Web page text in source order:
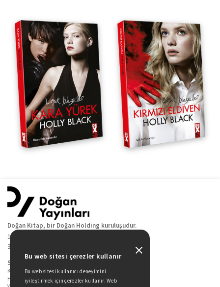
Doğan Kitap, bir Doğan Holding kuruluşudur.
19 Mayıs Cad. Golden Plaza No:1 Kat:10
34360 / Şişli / İstanbul
Sitede Yer Alan Sayfalar
Kitaplarımız
Hakkımızda
Bu web sitesi çerezler kullanır
Bu web sitesi kullanıcı deneyimini
iyileştirmek için çerezler kullanır. Web